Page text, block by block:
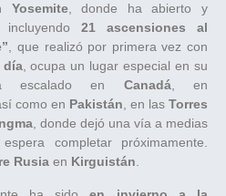
Yosemite, donde ha abierto y
incluyendo 21 ascensiones al
, que realizó por primera vez con
día, ocupa un lugar especial en su
escalado en Canadá, en
como en Pakistán , en las Torres
, donde dejó una vía a medias
completar próximamente.
Rusia en Kirguistán